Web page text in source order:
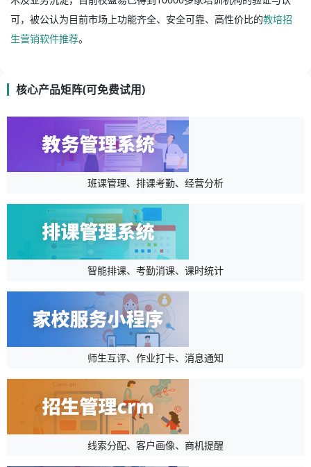
可，被公认为目前市场上功能齐全、安全可靠、高性价比的教培招
生营销软件推荐。
核心产品矩阵(可免费试用)
班课管理、排课考勤、经营分析
智能排课、考勤消课、课时统计
师生互评、作业打卡、消息通知
线索分配、客户画像、商机提醒